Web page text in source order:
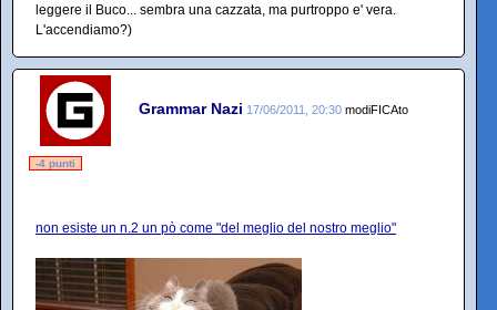
leggere il Buco... sembra una cazzata, ma purtroppo e' vera.
L'accendiamo?)
Grammar Nazi 17/06/2011, 20:30 modiFICAto
-4 punti
non esiste un n.2 un pò come "del meglio del nostro meglio"